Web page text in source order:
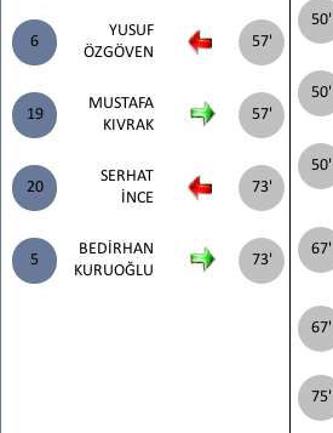
6
YUSUF
ÖZGÖVEN
57'
19
MUSTAFA
KIVRAK
57'
20
SERHAT
İNCE
73'
5
BEDİRHAN
KURUOĞLU
73'
50'
50'
50'
67'
67'
75'